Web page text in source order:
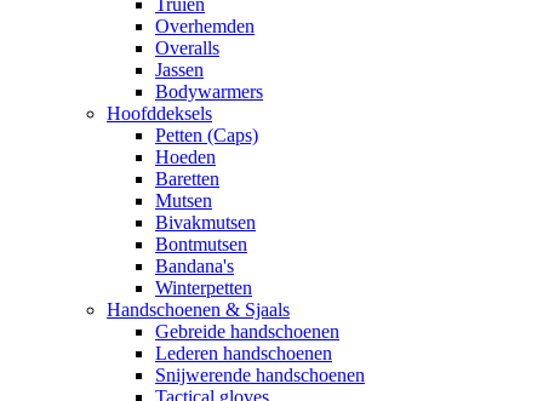
Overhemden
Overalls
Jassen
Bodywarmers
Hoofddeksels
Petten (Caps)
Hoeden
Baretten
Mutsen
Bivakmutsen
Bontmutsen
Bandana's
Winterpetten
Handschoenen & Sjaals
Gebreide handschoenen
Lederen handschoenen
Snijwerende handschoenen
Tactical gloves